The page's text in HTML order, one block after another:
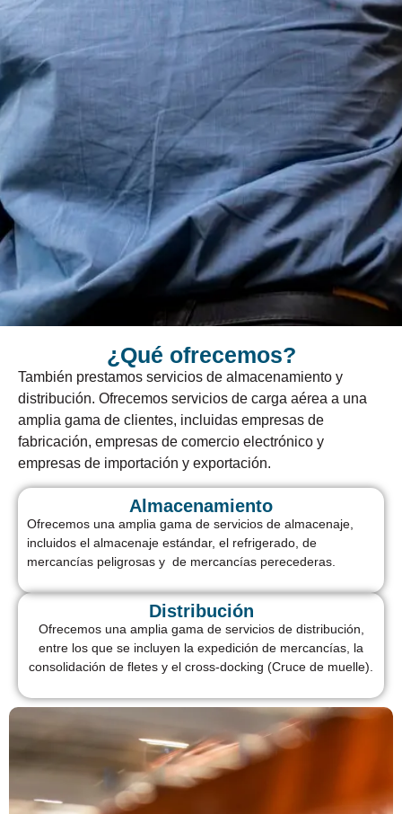
¿Qué ofrecemos?
También prestamos servicios de almacenamiento y
distribución. Ofrecemos servicios de carga aérea a una
amplia gama de clientes, incluidas empresas de
fabricación, empresas de comercio electrónico y
empresas de importación y exportación.
Almacenamiento
Ofrecemos una amplia gama de servicios de almacenaje,
incluidos el almacenaje estándar, el refrigerado, de
mercancías peligrosas y de mercancías perecederas.
Distribución
Ofrecemos una amplia gama de servicios de distribución,
entre los que se incluyen la expedición de mercancías, la
consolidación de fletes y el cross-docking (Cruce de muelle).